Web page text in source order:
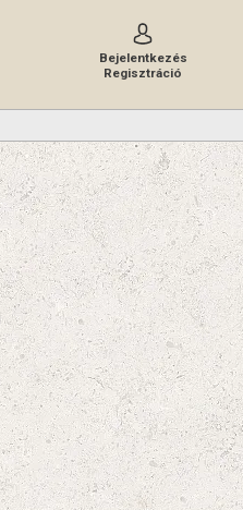
Bejelentkezés
Regisztráció